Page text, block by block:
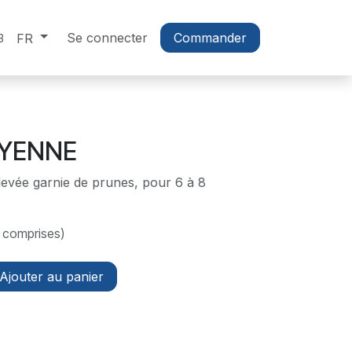
FR Se connecter Commander
garnie de prunes, pour 6 à 8
au panier